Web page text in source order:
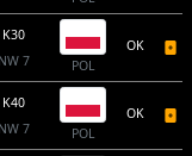
K30
NW 7
POL
OK
K40
NW 7
POL
OK